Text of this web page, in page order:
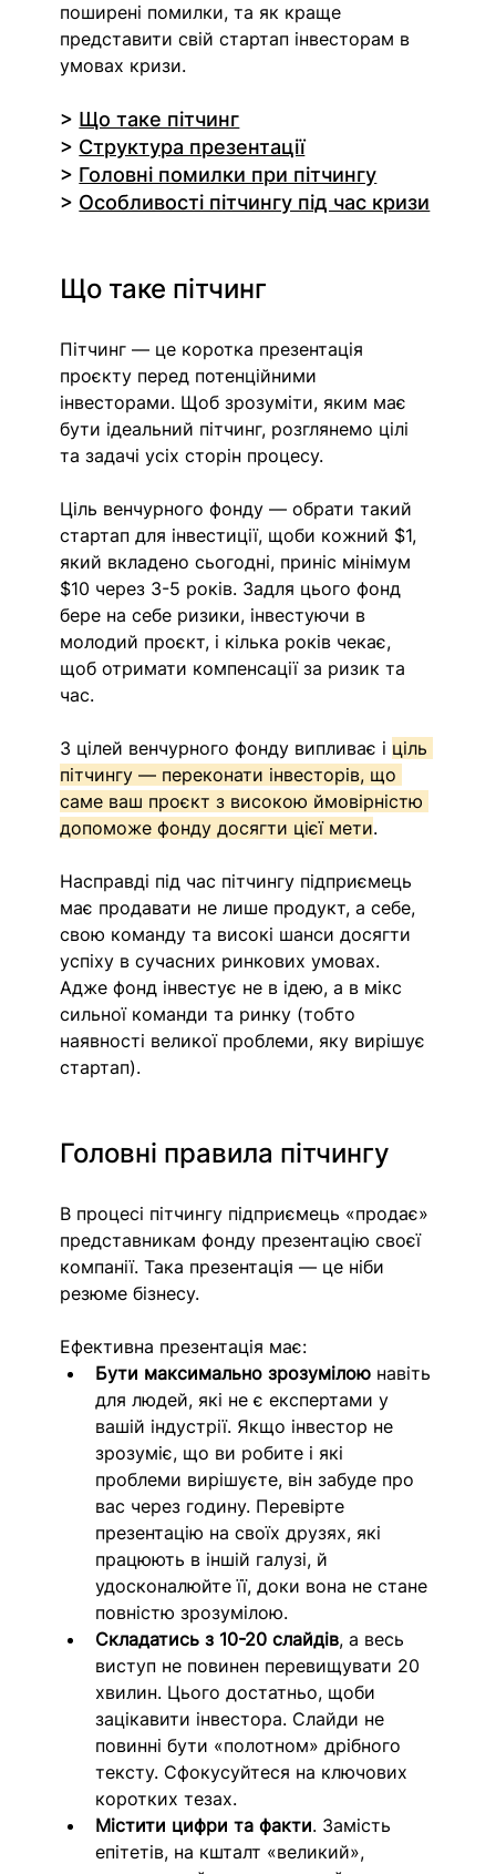
поширені помилки, та як краще
представити свій стартап інвесторам в
умовах кризи.
> Що таке пітчинг
> Структура презентації
> Головні помилки при пітчингу
> Особливості пітчингу під час кризи
Що таке пітчинг
Пітчинг — це коротка презентація
проєкту перед потенційними
інвесторами. Щоб зрозуміти, яким має
бути ідеальний пітчинг, розглянемо цілі
та задачі усіх сторін процесу.
Ціль венчурного фонду — обрати такий
стартап для інвестиції, щоби кожний $1,
який вкладено сьогодні, приніс мінімум
$10 через 3-5 років. Задля цього фонд
бере на себе ризики, інвестуючи в
молодий проєкт, і кілька років чекає,
щоб отримати компенсації за ризик та
час.
З цілей венчурного фонду випливає і ціль
пітчингу — переконати інвесторів, що
саме ваш проєкт з високою ймовірністю
допоможе фонду досягти цієї мети.
Насправді під час пітчингу підприємець
має продавати не лише продукт, а себе,
свою команду та високі шанси досягти
успіху в сучасних ринкових умовах.
Адже фонд інвестує не в ідею, а в мікс
сильної команди та ринку (тобто
наявності великої проблеми, яку вирішує
стартап).
Головні правила пітчингу
В процесі пітчингу підприємець «продає»
представникам фонду презентацію своєї
компанії. Така презентація — це ніби
резюме бізнесу.
Ефективна презентація має:
Бути максимально зрозумілою навіть
для людей, які не є експертами у
вашій індустрії. Якщо інвестор не
зрозуміє, що ви робите і які
проблеми вирішуєте, він забуде про
вас через годину. Перевірте
презентацію на своїх друзях, які
працюють в іншій галузі, й
удосконалюйте її, доки вона не стане
повністю зрозумілою.
Складатись з 10-20 слайдів, а весь
виступ не повинен перевищувати 20
хвилин. Цього достатньо, щоби
зацікавити інвестора. Слайди не
повинні бути «полотном» дрібного
тексту. Сфокусуйтеся на ключових
коротких тезах.
Містити цифри та факти. Замість
епітетів, на кшталт «великий»,